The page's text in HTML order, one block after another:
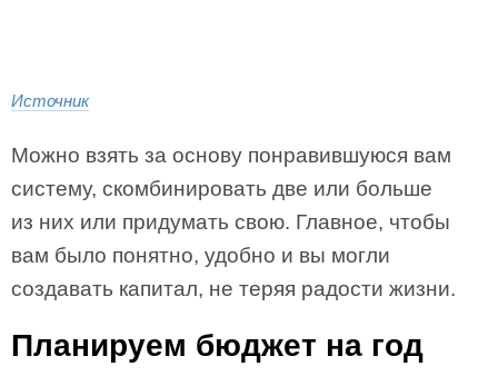
Источник
Можно взять за основу понравившуюся вам
систему, скомбинировать две или больше
из них или придумать свою. Главное, чтобы
вам было понятно, удобно и вы могли
создавать капитал, не теряя радости жизни.
Планируем бюджет на год